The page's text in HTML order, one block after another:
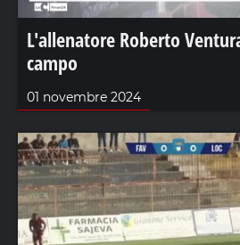
L'allenatore Roberto
campo
01 novembre 2024